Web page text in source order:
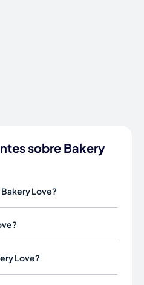
sobre Bakery
Love?
Love?